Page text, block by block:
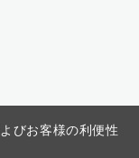
びお客様の利便性